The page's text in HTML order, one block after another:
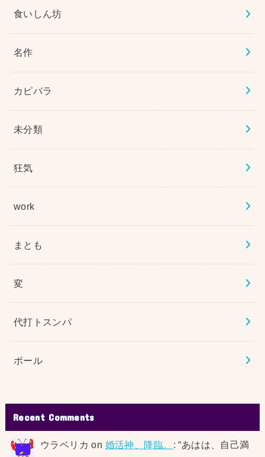
食いしん坊
名作
カピバラ
未分類
狂気
work
まとも
変
代打トスンパ
ポール
Recent Comments
ウラベリカ on 婚活神、降臨。 : “あはは、自己満